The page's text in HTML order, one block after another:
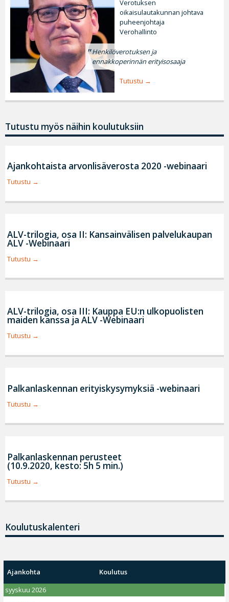
Verotuksen
oikaisulautakunnan johtava
puheenjohtaja
Verohallinto
Henkilöverotuksen ja
ennakkoperinnän erityisosaaja
Tutustu
Tutustu myös näihin koulutuksiin
Ajankohtaista arvonlisäverosta 2020 -webinaari
Tutustu
ALV-trilogia, osa II: Kansainvälisen palvelukaupan
ALV -Webinaari
Tutustu
ALV-trilogia, osa III: Kauppa EU:n ulkopuolisten
maiden kanssa ja ALV -Webinaari
Tutustu
Palkanlaskennan erityiskysymyksiä -webinaari
Tutustu
Palkanlaskennan perusteet
(10.9.2020, kesto: 5h 5 min.)
Tutustu
Koulutuskalenteri
Ajankohta
Koulutus
syyskuu 2026